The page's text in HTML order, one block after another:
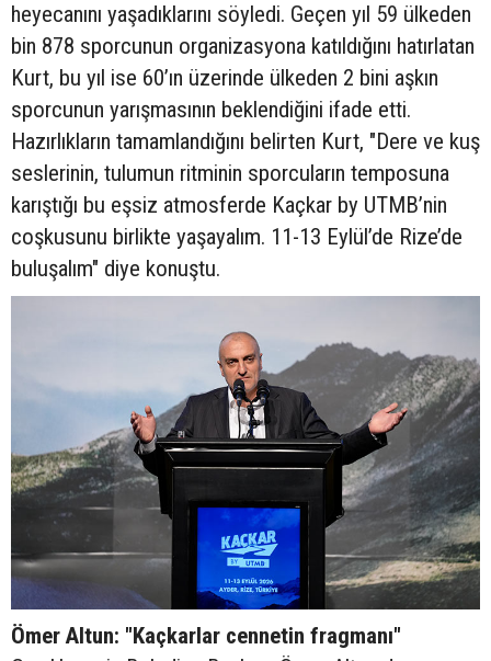
heyecanını yaşadıklarını söyledi. Geçen yıl 59 ülkeden
bin 878 sporcunun organizasyona katıldığını hatırlatan
Kurt, bu yıl ise 60’ın üzerinde ülkeden 2 bini aşkın
sporcunun yarışmasının beklendiğini ifade etti.
Hazırlıkların tamamlandığını belirten Kurt, "Dere ve kuş
seslerinin, tulumun ritminin sporcuların temposuna
karıştığı bu eşsiz atmosferde Kaçkar by UTMB’nin
coşkusunu birlikte yaşayalım. 11-13 Eylül’de Rize’de
buluşalım" diye konuştu.
Ömer Altun: "Kaçkarlar cennetin fragmanı"